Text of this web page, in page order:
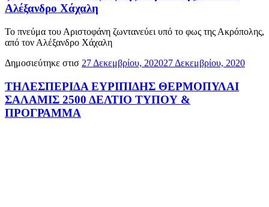
Αλέξανδρο Χάχαλη
Το πνεύμα του Αριστοφάνη ζωντανεύει υπό το φως της Ακρόπολης,
από τον Αλέξανδρο Χάχαλη
Δημοσιεύτηκε στισ 27 Δεκεμβρίου, 202027 Δεκεμβρίου, 2020
ΤΗΛΕΣΠΕΡΙΔΑ ΕΥΡΙΠΙΔΗΣ ΘΕΡΜΟΠΥΛΑΙ
ΣΑΛΑΜΙΣ 2500 ΔΕΛΤΙΟ ΤΥΠΟΥ &
ΠΡΟΓΡΑΜΜΑ